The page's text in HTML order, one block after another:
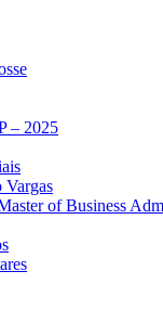
– 2025
Vargas
of Business